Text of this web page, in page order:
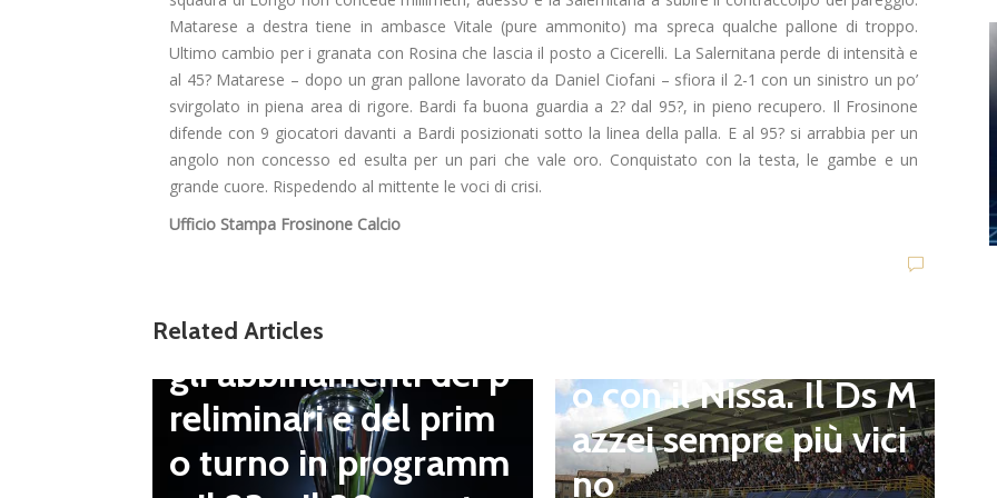
Matarese a destra tiene in ambasce Vitale (pure ammonito) ma spreca qualche pallone di troppo.
Ultimo cambio per i granata con Rosina che lascia il posto a Cicerelli. La Salernitana perde di intensità e
al 45? Matarese – dopo un gran pallone lavorato da Daniel Ciofani – sfiora il 2-1 con un sinistro un po’
svirgolato in piena area di rigore. Bardi fa buona guardia a 2? dal 95?, in pieno recupero. Il Frosinone
difende con 9 giocatori davanti a Bardi posizionati sotto la linea della palla. E al 95? si arrabbia per un
angolo non concesso ed esulta per un pari che vale oro. Conquistato con la testa, le gambe e un
grande cuore. Rispedendo al mittente le voci di crisi.
Ufficio Stampa Frosinone Calcio
Related Articles
Dilettanti Serie D
Viterbese (Certosa V.
Campagnano), merca
Balla accende il duell
o con il Nissa. Il Ds M
azzei sempre più vici
no
i gironi del campiona
to 2026/2027: Flami
nia nell’E e le altre 8